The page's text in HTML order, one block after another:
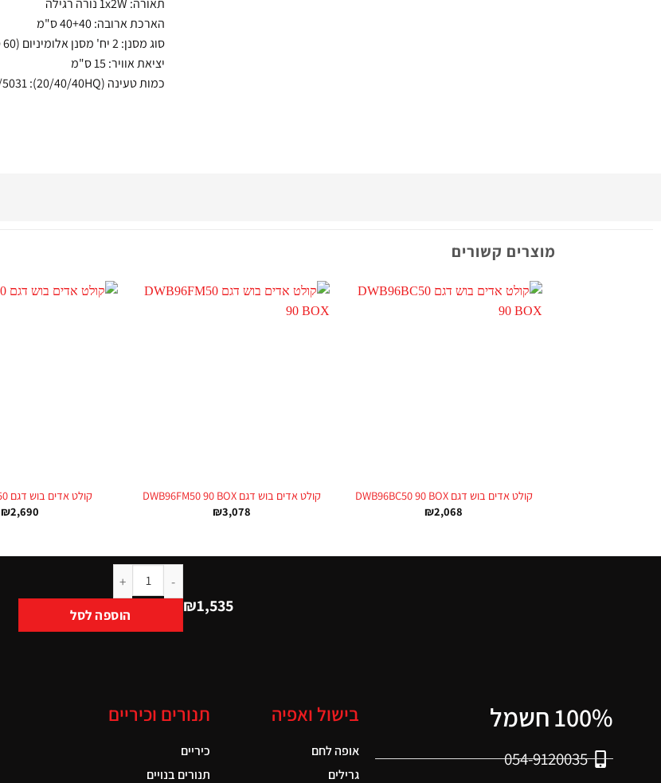
תאורה: 1x2W נורה רגילה
הארכת ארובה: 40+40 ס"מ
סוג מסנן: 2 יח' מסנן אלומיניום (60 ס"מ)
יציאת אוויר: 15 ס"מ
כמות טעינה (20/40/40HQ): 247/431/5031 (60 ס"מ)
מוצרים קשורים
קולט אדים בוש דגם DWB96BC50 90 BOX
₪2,068
קולט אדים בוש דגם DWB96FM50 90 BOX
₪3,078
קולט אדים בוש דגם DWQ96DM50
₪2,690
₪1,535 הוספה לסל
100% חשמל
054-9120035
בישול ואפיה
אופה לחם
גרילים
תנורים וכיריים
כיריים
תנורים בנויים